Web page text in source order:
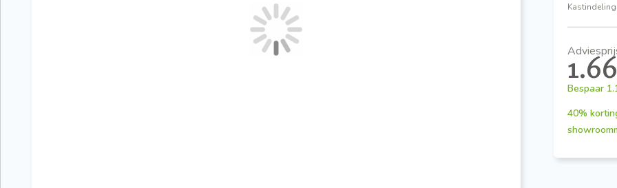
Kastindeling
Bespaar
40%